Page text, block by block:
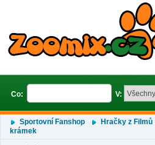
Co: V:
Sportovní Fanshop Hračky z Filmů
krámek